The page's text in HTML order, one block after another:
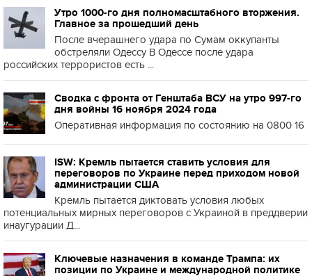
Утро 1000-го дня полномасштабного вторжения.
Главное за прошедший день
После вчерашнего удара по Сумам оккупанты
обстреляли Одессу В Одессе после удара
российских террористов есть ...
Сводка с фронта от Генштаба ВСУ на утро 997-го
дня войны 16 ноября 2024 года
Оперативная информация по состоянию на 0800 16
ISW: Кремль пытается ставить условия для
переговоров по Украине перед приходом новой
администрации США
Кремль пытается диктовать условия любых
потенциальных мирных переговоров с Украиной в преддверии
инаугурации Д...
Ключевые назначения в команде Трампа: их
позиции по Украине и международной политике